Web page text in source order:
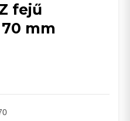
fejű
mm